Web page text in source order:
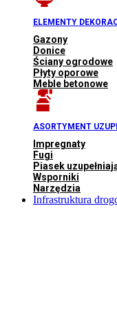
ELEMENTY
Gazony
Donice
Ściany ogrodowe
Płyty oporowe
Meble betonowe
ASORTYMENT
Impregnaty
Fugi
Piasek
Wsporniki
Narzędzia
Infrastruktura